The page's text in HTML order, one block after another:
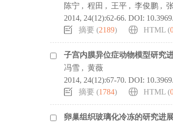
陈宁 , 程田 , 王平 , 李俊鹏 ,
2014, 24(12):62-66. DOI:
摘要 (2189) HTML (
子宫内膜异位症动物模型研究
冯雪 , 黄薇
2014, 24(12):67-70. DOI:
摘要 (1784) HTML (
卵巢组织玻璃化冷冻的研究进